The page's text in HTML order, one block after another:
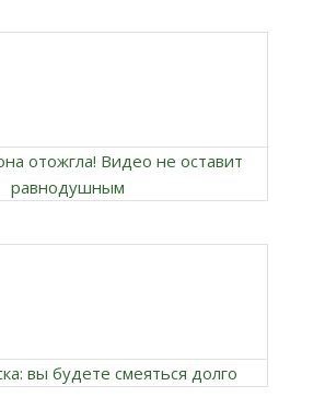
отожгла! Видео не оставит
равнодушным
вы будете смеяться долго